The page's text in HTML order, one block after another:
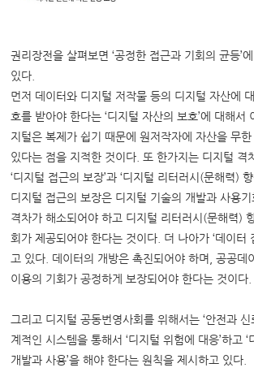
권리장전을 살펴보면 ‘공정한 접근과 기회의 균등’
있다.
먼저 데이터와 디지털 저작물 등의 디지털 자산에
호를 받아야 한다는 ‘디지털 자산의 보호’에 대해서
지털은 복제가 쉽기 때문에 원저작자에 자산을 무
있다는 점을 지적한 것이다. 또 한가지는 디지털 격
‘디지털 접근의 보장’과 ‘디지털 리터러시(문해력)
디지털 접근의 보장은 디지털 기술의 개발과 사용
격차가 해소되어야 하고 디지털 리터러시(문해력)
회가 제공되어야 한다는 것이다. 더 나아가 ‘데이터
고 있다. 데이터의 개방은 촉진되어야 하며, 공공데
이용의 기회가 공정하게 보장되어야 한다는 것이다.
그리고 디지털 공동번영사회를 위해서는 ‘안전과 신
계적인 시스템을 통해서 ‘디지털 위험에 대응’하고
개발과 사용’을 해야 한다는 원칙을 제시하고 있다.